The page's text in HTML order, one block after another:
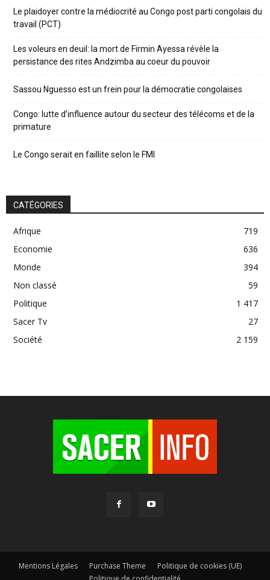
Le plaidoyer contre la médiocrité au Congo post parti congolais du
travail (PCT)
Les voleurs en deuil: la mort de Firmin Ayessa révèle la
persistance des rites Andzimba au coeur du pouvoir
Sassou Nguesso est un frein pour la démocratie congolaises
Congo: lutte d’influence autour du secteur des télécoms et de la
primature
Le Congo serait en faillite selon le FMI
CATÉGORIES
Afrique
719
Economie
636
Monde
394
Non classé
59
Politique
1 417
Sacer Tv
27
Société
2 159
Mentions Légales Purchase Theme
Politique de cookies (UE)